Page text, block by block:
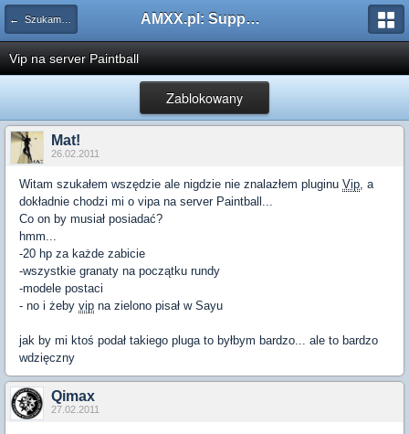
← Szukam pluginu AMXX.pl: Support AMX Mod X i SourceMod
Vip na server Paintball
Zablokowany
Mat!
26.02.2011
Witam szukałem wszędzie ale nigdzie nie znalazłem pluginu Vip, a
dokładnie chodzi mi o vipa na server Paintball...
Co on by musiał posiadać?
hmm...
-20 hp za każde zabicie
-wszystkie granaty na początku rundy
-modele postaci
- no i żeby vip na zielono pisał w Sayu
jak by mi ktoś podał takiego pluga to byłbym bardzo... ale to bardzo
wdzięczny
Qimax
27.02.2011